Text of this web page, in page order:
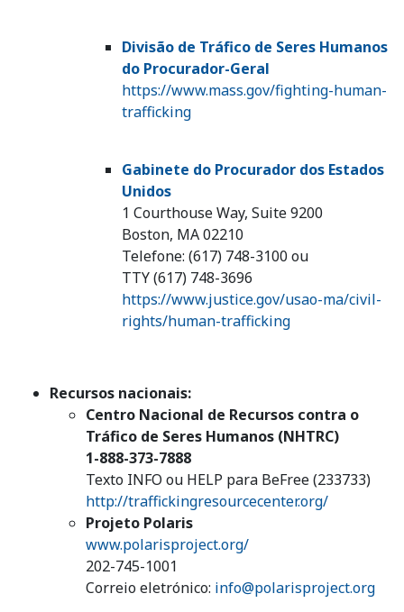
Divisão de Tráfico de Seres Humanos
do Procurador-Geral
https://www.mass.gov/fighting-human-
trafficking
Gabinete do Procurador dos Estados
Unidos
1 Courthouse Way, Suite 9200
Boston, MA 02210
Telefone: (617) 748-3100 ou
TTY (617) 748-3696
https://www.justice.gov/usao-ma/civil-
rights/human-trafficking
Recursos nacionais:
Centro Nacional de Recursos contra o
Tráfico de Seres Humanos (NHTRC)
1-888-373-7888
Texto INFO ou HELP para BeFree (233733)
http://traffickingresourcecenter.org/
Projeto Polaris
www.polarisproject.org/
202-745-1001
Correio eletrónico: info@polarisproject.org